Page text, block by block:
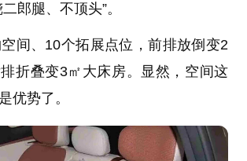
郎腿、不顶头”。
间、10个拓展点位，前排放倒变2
折叠变3㎡大床房。显然，空间这
优势了。